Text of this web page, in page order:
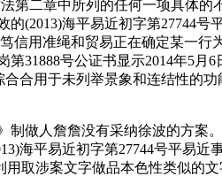
二章中所列的任何一项具体的
(2013)海平易近初字第27744号
信用准绳和贸易正在确定某一行
31888号公证书显示2014年5月
合用于未列举景象和连结性的
做人詹詹没有采纳徐波的方案
海平易近初字第27744号平易近
取涉案文字做品本色性类似的